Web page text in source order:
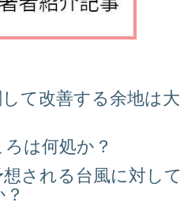
て改善する余地は大
は何処か？
される台風に対して